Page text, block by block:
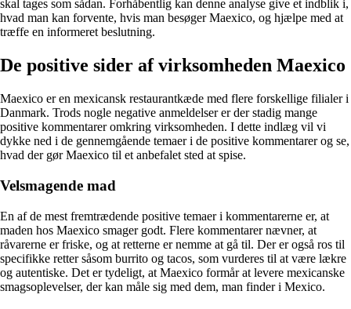
skal tages som sådan. Forhåbentlig kan denne analyse give et indblik i,
hvad man kan forvente, hvis man besøger Maexico, og hjælpe med at
træffe en informeret beslutning.
De positive sider af virksomheden Maexico
Maexico er en mexicansk restaurantkæde med flere forskellige filialer i
Danmark. Trods nogle negative anmeldelser er der stadig mange
positive kommentarer omkring virksomheden. I dette indlæg vil vi
dykke ned i de gennemgående temaer i de positive kommentarer og se,
hvad der gør Maexico til et anbefalet sted at spise.
Velsmagende mad
En af de mest fremtrædende positive temaer i kommentarerne er, at
maden hos Maexico smager godt. Flere kommentarer nævner, at
råvarerne er friske, og at retterne er nemme at gå til. Der er også ros til
specifikke retter såsom burrito og tacos, som vurderes til at være lækre
og autentiske. Det er tydeligt, at Maexico formår at levere mexicanske
smagsoplevelser, der kan måle sig med dem, man finder i Mexico.